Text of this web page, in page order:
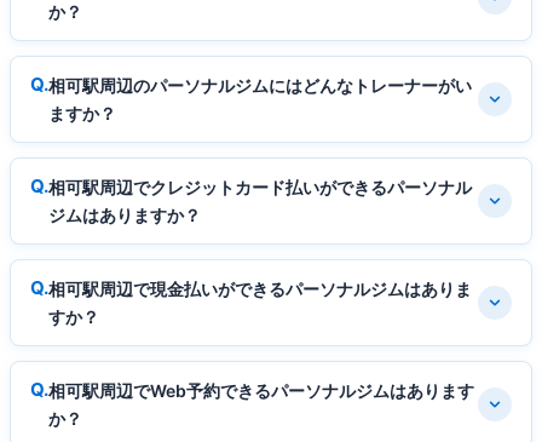
か？
相可駅周辺のパーソナルジムにはどんなトレーナーがい
ますか？
相可駅周辺でクレジットカード払いができるパーソナル
ジムはありますか？
相可駅周辺で現金払いができるパーソナルジムはありま
すか？
相可駅周辺でWeb予約できるパーソナルジムはあります
か？